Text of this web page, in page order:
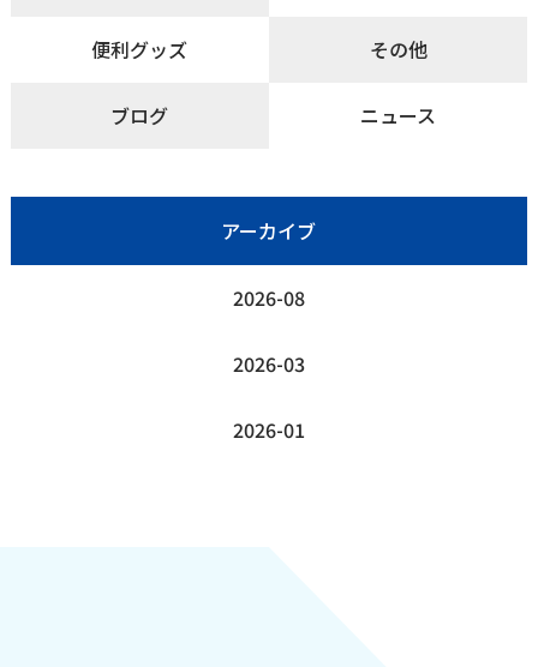
便利グッズ その他
ブログ ニュース
アーカイブ
2026-08
2026-03
2026-01